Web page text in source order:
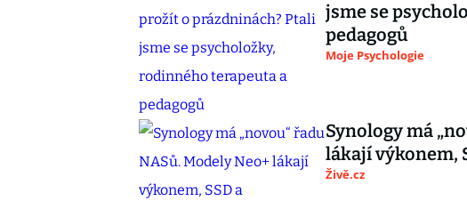
jsme se
pedagogů
Moje Psychologie
Synology má
lákají výkonem,
Živě.cz